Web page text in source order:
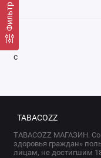
Фильтр
с
TABACOZZ
TABACOZZ МАГАЗИН.
здоровья граждан»
лицам, не достигшим